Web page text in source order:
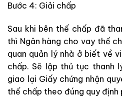
Bước 4: Giải chấp
Sau khi bên thế chấp đã
thì Ngân hàng cho vay thế
quan quản lý nhà ở biết về
chấp. Sẽ lập thủ tục thanh
giao lại Giấy chứng nhận
thế chấp theo đúng quy định